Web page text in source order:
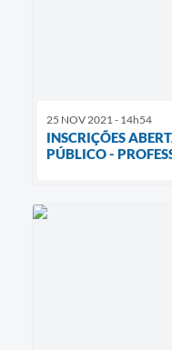
25 NOV 2021 - 14h54
INSCRIÇÕES
PÚBLICO -